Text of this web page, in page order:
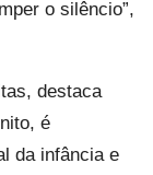
o silêncio”,
destaca
é
da infância e